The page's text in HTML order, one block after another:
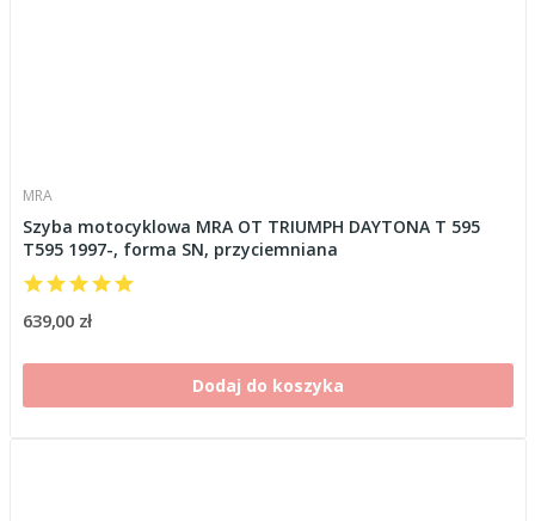
MRA
Szyba motocyklowa MRA OT TRIUMPH DAYTONA T 595
T595 1997-, forma SN, przyciemniana
639,00 zł
Dodaj do koszyka